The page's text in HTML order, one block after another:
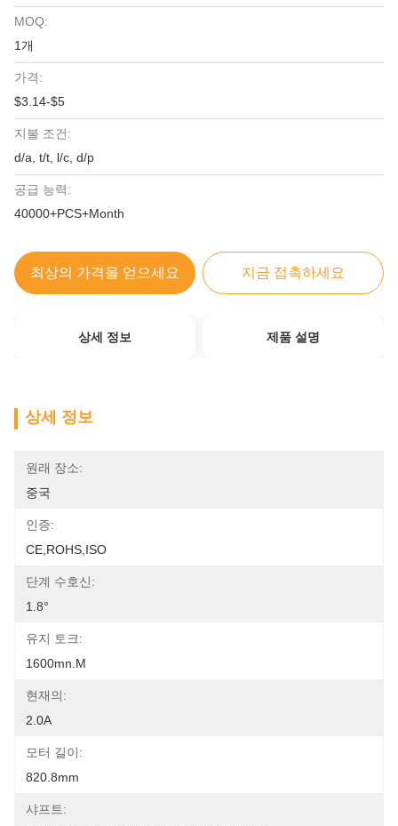
MOQ:
1개
가격:
$3.14-$5
지불 조건:
d/a, t/t, l/c, d/p
공급 능력:
40000+PCS+Month
최상의 가격을 얻으세요 지금 접촉하세요
상세 정보 제품 설명
상세 정보
원래 장소:
중국
인증:
CE,ROHS,ISO
단계 수호신:
1.8°
유지 토크:
1600mn.m
현재의:
2.0A
모터 길이:
820.8mm
샤프트: